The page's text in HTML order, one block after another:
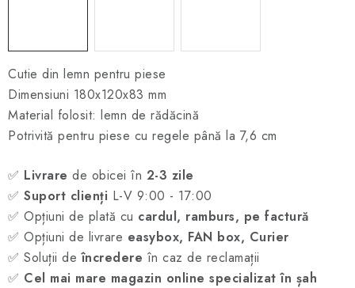
Cutie din lemn pentru piese
Dimensiuni 180x120x83 mm
Material folosit: lemn de rădăcină
Potrivită pentru piese cu regele până la 7,6 cm
✅ Livrare de obicei în 2-3 zile
✅ Suport clienți L-V 9:00 - 17:00
✅ Opțiuni de plată cu cardul, ramburs, pe factură
✅ Opțiuni de livrare easybox, FAN box, Curier
✅ Soluții deîncredere în caz de reclamații
✅ Cel mai mare magazin online specializat în șah